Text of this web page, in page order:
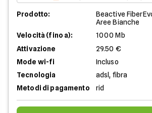
Prodotto:
Beactive
Aree Bianche
Velocità (fino a):
1000 Mb
Attivazione
29.50 €
Mode wi-fi
Incluso
Tecnologia
adsl, fibra
Metodi di pagamento
rid